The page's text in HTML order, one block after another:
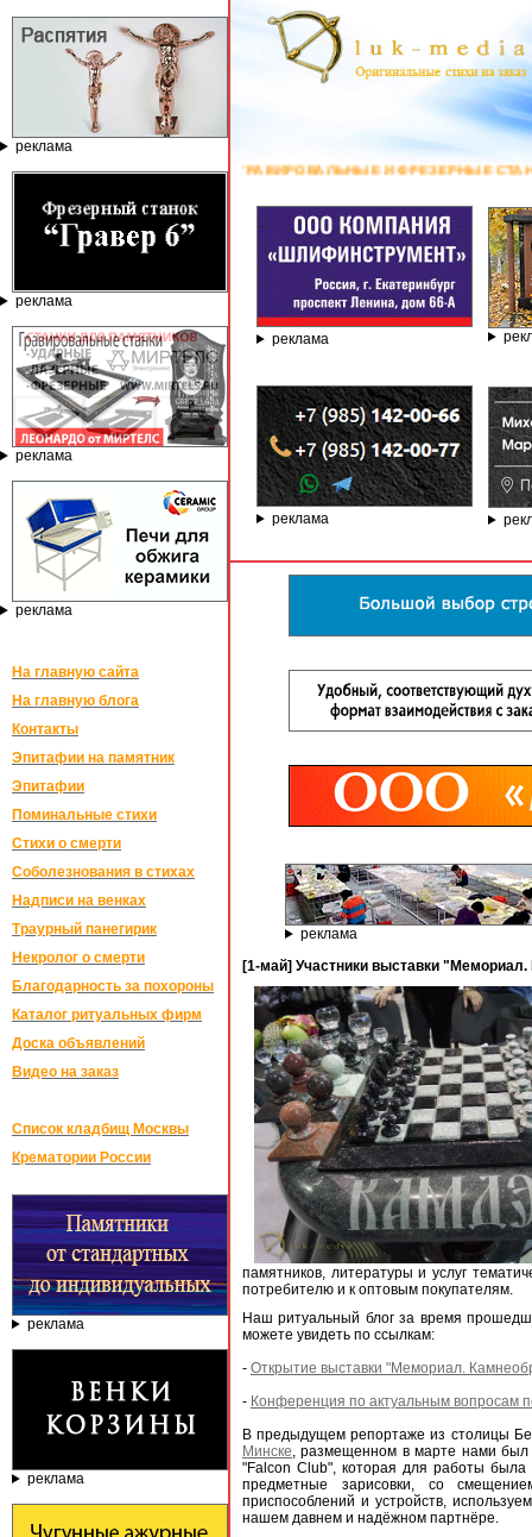
реклама
реклама
реклама
реклама
На главную сайта
На главную блога
Контакты
Эпитафии на памятник
Эпитафии
Поминальные стихи
Стихи о смерти
Соболезнования в стихах
Надписи на венках
Траурный панегирик
Некролог о смерти
Благодарность за похороны
Каталог ритуальных фирм
Доска объявлений
Видео на заказ
Список кладбищ Москвы
Крематории России
реклама
реклама
ГРАВИРОВАЛЬНЫЕ И ФРЕЗЕРНЫЕ СТАНКИ ПО КАМНЮ ОТ
реклама
реклама
реклама
[1-май] Участники выставки
памятников, литературы и услуг
потребителю и к оптовым покупателям.
Наш ритуальный блог за время
можете увидеть по ссылкам:
- Открытие выставки "Мемориал.
- Конференция по актуальным вопросам
В предыдущем репортаже из столицы
Минске, размещенном в марте нами был
"Falcon Club", которая для работы
предметные зарисовки, со
приспособлений и устройств,
нашем давнем и надёжном партнёре.